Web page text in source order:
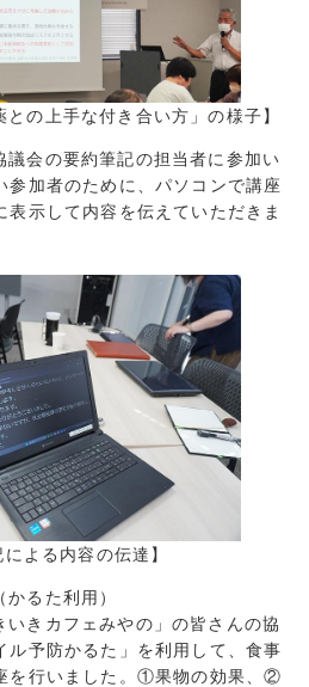
との上手な付き合い方」の様子】
議会の要約筆記の担当者に参加い
参加者のために、パソコンで講座
表示して内容を伝えていただきま
による内容の伝達】
るた利用）
きカフェみやの」の皆さんの協
ル予防かるた」を利用して、食事
を行いました。①果物の効果、②